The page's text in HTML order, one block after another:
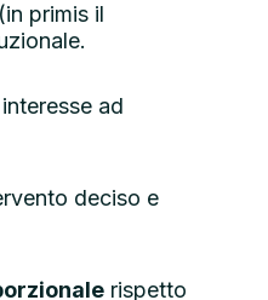
primis il
ad
deciso e
rispetto